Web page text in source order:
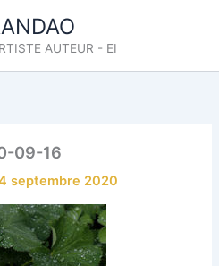
AUTEUR - EI
09-16
septembre 2020